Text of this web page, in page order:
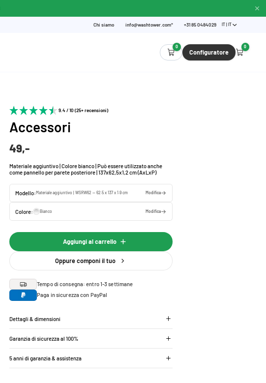
Chi siamo info@washtower.com* +31 85 0484029 IT | IT
0
Configuratore
0
9.4 / 10 (25+ recensioni)
Accessori
49,-
Materiale aggiuntivo | Colore bianco | Può essere utilizzato anche
come pannello per parete posteriore | 137x62,5x1,2 cm (AxLxP)
Modello:Materiale aggiuntivo | WSRW62 — 62.5 x 137 x 1.9 cm Modifica
Colore: Bianco Modifica
Aggiungi al carrello
Oppure componi il tuo
Tempo di consegna: entro 1-3 settimane
Paga in sicurezza con PayPal
Dettagli & dimensioni
Garanzia di sicurezza al 100%
5 anni di garanzia & assistenza